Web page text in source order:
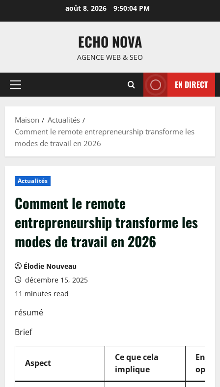
août 8, 2026 9:50:05 PM
ECHO NOVA
AGENCE WEB & SEO
Menu
EN DIRECT
Maison
Actualités
Comment le remote entrepreneurship transforme les
modes de travail en 2026
Actualités
Comment le remote
entrepreneurship transforme les
modes de travail en 2026
Élodie Nouveau
décembre 15, 2025
11 minutes read
résumé
Brief
Aspect
Ce que cela
implique